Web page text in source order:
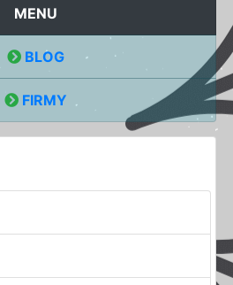
MENU
BLOG
FIRMY